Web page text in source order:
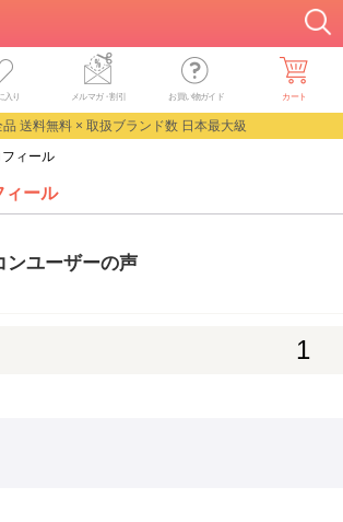
入り メルマガ・割引 お買い物ガイド カート
送料無料 × 取扱ブランド数 日本最大級
ィール
ィール
ンユーザーの声
1